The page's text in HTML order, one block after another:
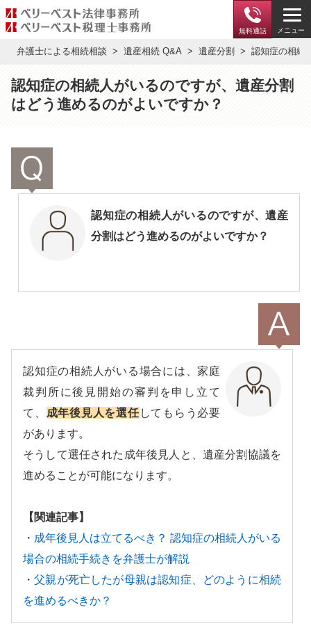
無料通話 メニュー
弁護士による相続相談 遺産相続 Q&A 遺産分割 認知症の相続
認知症の相続人がいるのですが、遺産分割
はどう進めるのがよいですか？
認知症の相続人がいるのですが、遺産
分割はどう進めるのがよいですか？
認知症の相続人がいる場合には、家庭
裁判所に後見開始の審判を申し立て
て、 成年後見人を選任してもらう必要
があります。
そうして選任された成年後見人と、遺産分割協議を
進めることが可能になります。
【関連記事】
・ 成年後見人は立てるべき？ 認知症の相続人がいる
場合の相続手続きを弁護士が解説
・父親が死亡したが母親は認知症、どのように相続
を進めるべきか？